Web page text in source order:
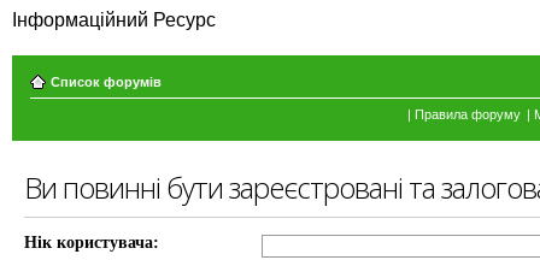
Інформаційний Ресурс
Список форумів
| Правила форуму |
Ви повинні бути зареєстровані та
Нік користувача: